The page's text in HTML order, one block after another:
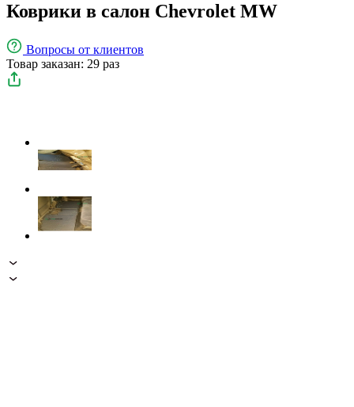
Коврики в салон Chevrolet MW
Вопросы от клиентов
Товар заказан: 29 раз